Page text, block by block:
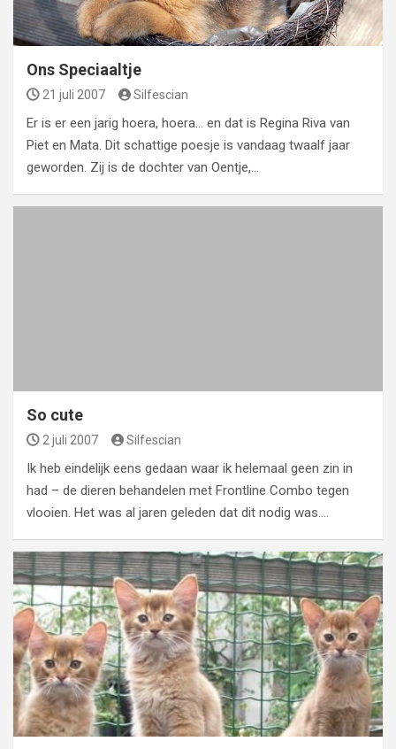
Ons Speciaaltje
21 juli 2007 Silfescian
Er is er een jarig hoera, hoera… en dat is Regina Riva van
Piet en Mata. Dit schattige poesje is vandaag twaalf jaar
geworden. Zij is de dochter van Oentje,…
So cute
2 juli 2007 Silfescian
Ik heb eindelijk eens gedaan waar ik helemaal geen zin in
had – de dieren behandelen met Frontline Combo tegen
vlooien. Het was al jaren geleden dat dit nodig was.…